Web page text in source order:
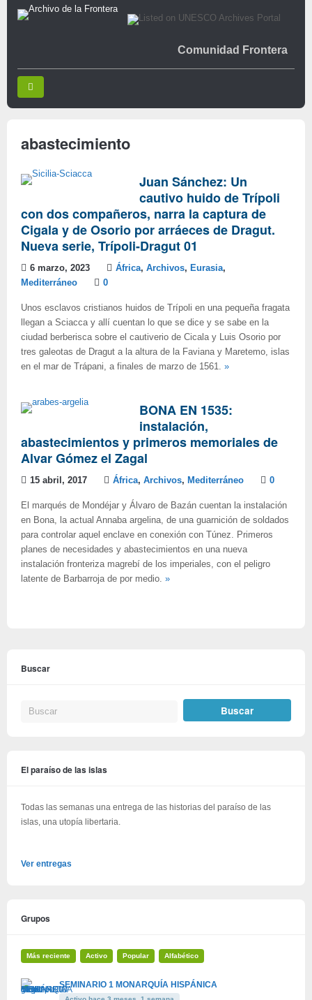
Comunidad Frontera
abastecimiento
Juan Sánchez: Un
cautivo huido de Trípoli
con dos compañeros, narra la captura de
Cigala y de Osorio por arráeces de Dragut.
Nueva serie, Trípoli-Dragut 01
6 marzo, 2023 África, Archivos, Eurasia,
Mediterráneo
0
Unos esclavos cristianos huidos de Trípoli en una pequeña fragata
llegan a Sciacca y allí cuentan lo que se dice y se sabe en la
ciudad berberisca sobre el cautiverio de Cicala y Luis Osorio por
tres galeotas de Dragut a la altura de la Faviana y Maretemo, islas
en el mar de Trápani, a finales de marzo de 1561. »
BONA EN 1535:
instalación,
abastecimientos y primeros memoriales de
Alvar Gómez el Zagal
15 abril, 2017 África, Archivos, Mediterráneo 0
El marqués de Mondéjar y Álvaro de Bazán cuentan la instalación
en Bona, la actual Annaba argelina, de una guarnición de soldados
para controlar aquel enclave en conexión con Túnez. Primeros
planes de necesidades y abastecimientos en una nueva
instalación fronteriza magrebí de los imperiales, con el peligro
latente de Barbarroja de por medio. »
Buscar
El paraíso de las islas
Todas las semanas una entrega de las historias del paraíso de las
islas, una utopía libertaria.
Ver entregas
Grupos
Más reciente Activo Popular Alfabético
SEMINARIO 1 MONARQUÍA HISPÁNICA